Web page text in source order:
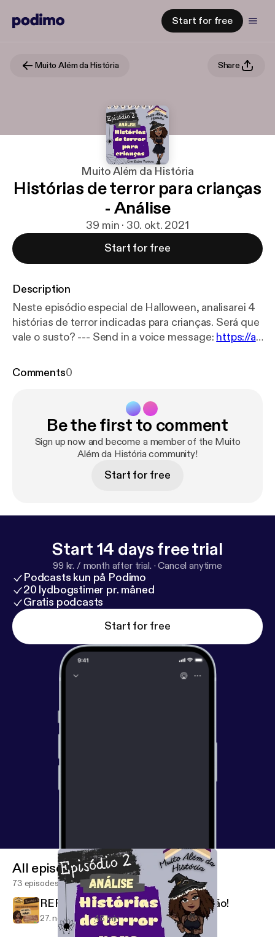
Start for free
Muito Além da História Share
Muito Além da História
Histórias de terror para crianças
- Análise
39 min · 30. okt. 2021
Start for free
Description
Neste episódio especial de Halloween, analisarei 4
histórias de terror indicadas para crianças. Será que
vale o susto? --- Send in a voice message: https://an
Comments0
Be the first to comment
Sign up now and become a member of the Muito
Além da História community!
Start for free
Start 14 days free trial
99 kr. / month after trial. ·Cancel anytime
Podcasts kun på Podimo
20 lydbogstimer pr. måned
Gratis podcasts
Start for free
All episodes
73 episodes
REPRESENTATIVIDADE...só que não!
27. nov. 2021 48 min